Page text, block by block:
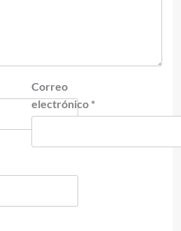
Correo
electrónico *